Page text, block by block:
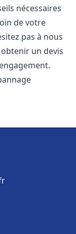
nécessaires
de votre
pas à nous
un devis